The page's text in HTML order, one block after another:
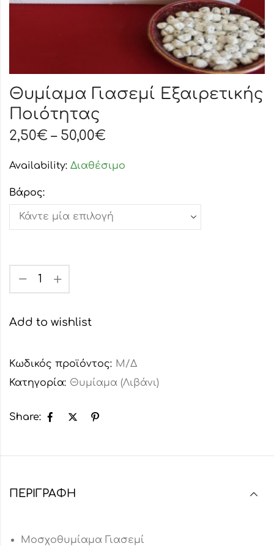
Θυμίαμα Γιασεμί Εξαιρετικής
Ποιότητας
2,50€ – 50,00€
Availability: Διαθέσιμο
Βάρος:
Add to wishlist
Κωδικός προϊόντος: Μ/Δ
Κατηγορία: Θυμίαμα (Λιβάνι)
Share:
ΠΕΡΙΓΡΑΦΉ
Μοσχοθυμίαμα Γιασεμί